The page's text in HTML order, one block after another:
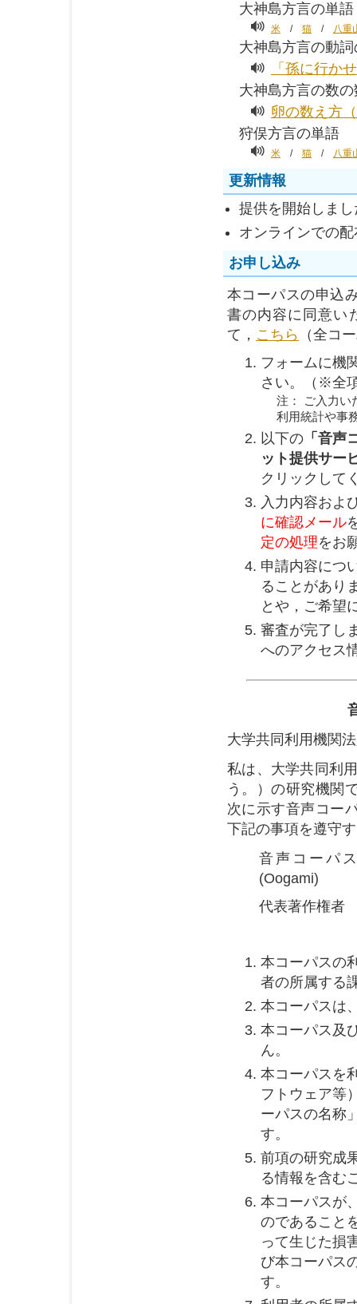
大神島方言の単語
米 / 猫 / 八重
大神島方言の動
「孫に行か
大神島方言の数
卵の数え方
狩俣方言の単語
米 / 猫 / 八重
更新情報
提供を開始しま
オンラインでの
お申し込み
本コーパスの申込
書の内容に同意い
て， こちら （全コ
フォームに機
さい。（※全
注： ご入力い
利用統計や事
以下の 「音声
ット提供サー
クリックして
入力内容およ
に確認メール
定の処理をお
申請内容につ
ることがあり
とや，ご希望
審査が完了し
へのアクセス
大学共同利用機関
私は、大学共同利
う。）の研究機関
次に示す音声コー
下記の事項を遵守
音声コーパ
(Oogami)
代表著作権
本コーパスの
者の所属する
本コーパスは
本コーパス及
ん。
本コーパスを
フトウェア等
ーパスの名称
す。
前項の研究成
る情報を含む
本コーパスが
のであること
って生じた損
び本コーパス
す。